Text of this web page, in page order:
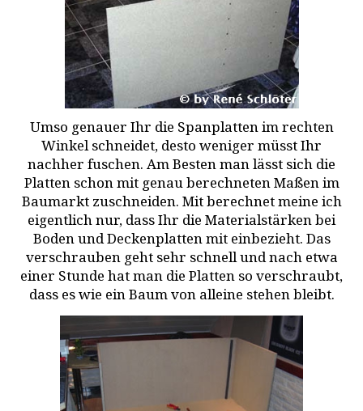
Umso genauer Ihr die Spanplatten im rechten
Winkel schneidet, desto weniger müsst Ihr
nachher fuschen. Am Besten man lässt sich die
Platten schon mit genau berechneten Maßen im
Baumarkt zuschneiden. Mit berechnet meine ich
eigentlich nur, dass Ihr die Materialstärken bei
Boden und Deckenplatten mit einbezieht. Das
verschrauben geht sehr schnell und nach etwa
einer Stunde hat man die Platten so verschraubt,
dass es wie ein Baum von alleine stehen bleibt.